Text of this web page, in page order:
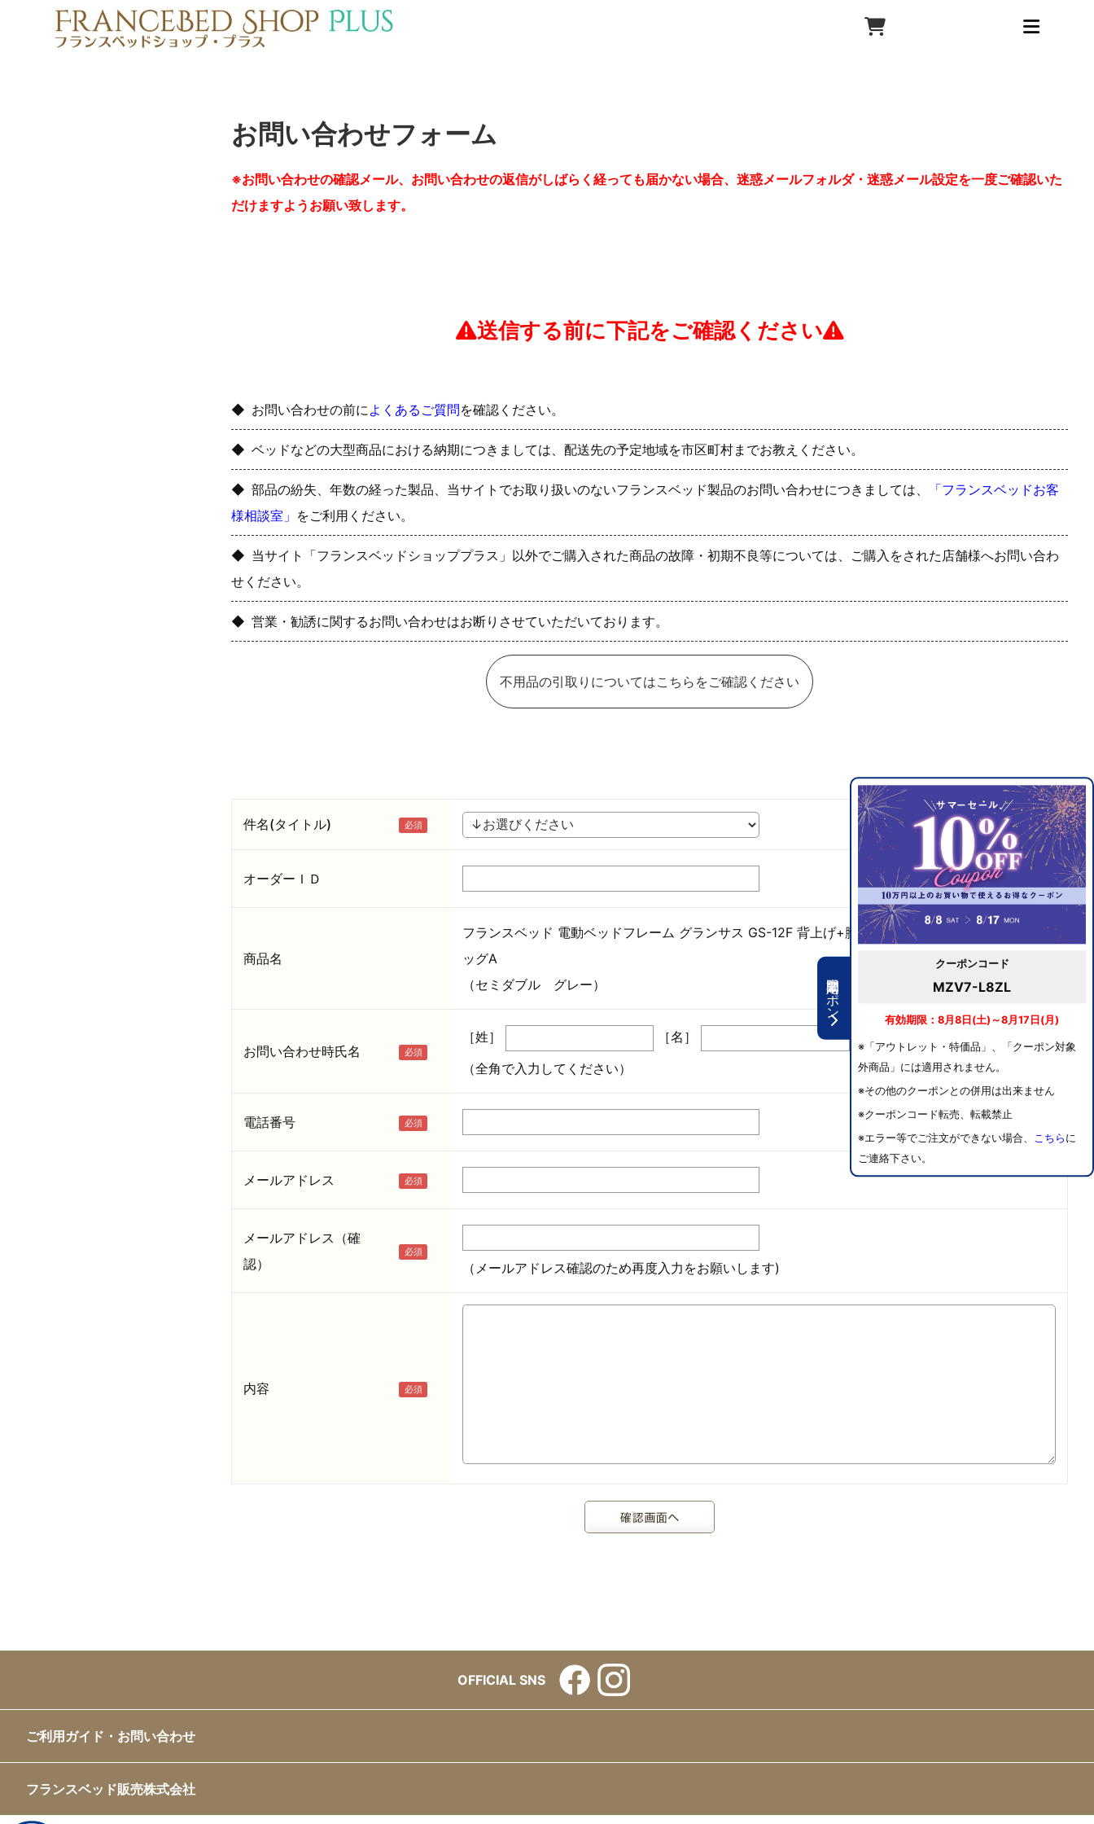
期間限定クーポン
クーポンコード
MZV7-L8ZL
有効期限：8月8日(土)～8月17日(月)
※「アウトレット・特価品」、「クーポン対象
外商品」には適用されません。
※その他のクーポンとの併用は出来ません
※クーポンコード転売、転載禁止
※エラー等でご注文ができない場合、 こちら に
ご連絡下さい。
お問い合わせフォーム
※お問い合わせの確認メール、お問い合わせの返信がしばらく経っても届かない場合、迷惑メールフォルダ・迷惑メール設定を一度ご確認いた
だけますようお願い致します。
送信する前に下記をご確認ください
お問い合わせの前に よくあるご質問を確認ください。
ベッドなどの大型商品における納期につきましては、配送先の予定地域を市区町村までお教えください。
部品の紛失、年数の経った製品、当サイトでお取り扱いのないフランスベッド製品のお問い合わせにつきましては、
「フランスベッドお客
様相談室」 をご利用ください。
当サイト「フランスベッドショッププラス」以外でご購入された商品の故障・初期不良等については、ご購入をされた店舗様へお問い合わ
せください。
営業・勧誘に関するお問い合わせはお断りさせていただいております。
不用品の引取りについてはこちらをご確認ください
件名(タイトル)
オーダーＩＤ
商品名
フランスベッド 電動ベッドフレーム グランサス GS-12F 背上げ+脚上げ+ヘッドレスト+上下昇降 レ
ッグA
（セミダブル グレー）
お問い合わせ時氏名
［姓］
［名］
（全角で入力してください）
電話番号
メールアドレス
メールアドレス（確
認）
（メールアドレス確認のため再度入力をお願いします)
内容
OFFICIAL SNS
ご利用ガイド・お問い合わせ
フランスベッド販売株式会社